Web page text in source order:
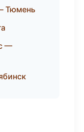
Тюмень
—